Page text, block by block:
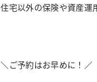
住宅以外の保険や資産運
＼ご予約はお早めに！／